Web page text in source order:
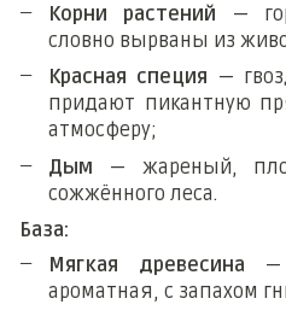
Корни растений —
словно вырваны из
Красная специя —
придают пикантную
атмосферу;
Дым — жареный,
сожжённого леса.
База:
Мягкая древесина —
ароматная, с запахом